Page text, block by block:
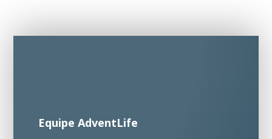
Equipe AdventLife